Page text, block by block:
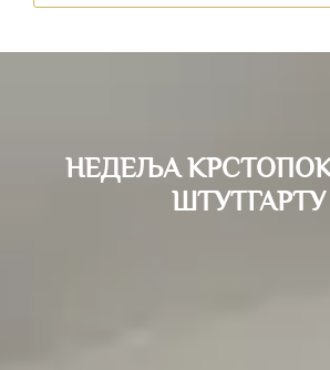
НЕДЕЉА
ШТУТГАРТУ